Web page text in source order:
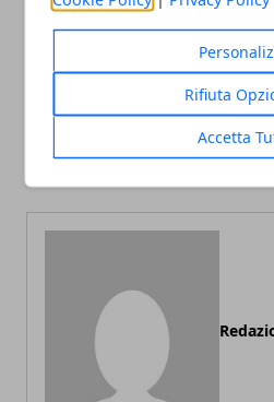
Rifiuta
Accetta
A Pescara la mostra su
Gabriele D' Annunzio "Le
gesta di Fiume" fino al 7
Novembre 2009 - Mostre
Pescara